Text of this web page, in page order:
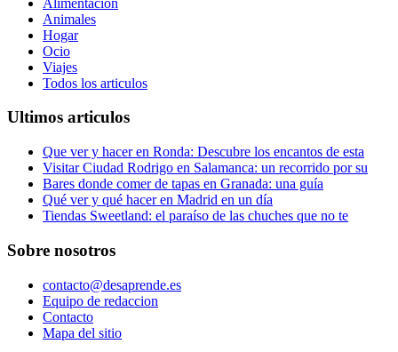
Animales
Hogar
Ocio
Viajes
Todos los articulos
Ultimos articulos
Que ver y hacer en Ronda: Descubre los encantos de esta
Visitar Ciudad Rodrigo en Salamanca: un recorrido por su
Bares donde comer de tapas en Granada: una guía
Qué ver y qué hacer en Madrid en un día
Tiendas Sweetland: el paraíso de las chuches que no te
Sobre nosotros
contacto@desaprende.es
Equipo de redaccion
Contacto
Mapa del sitio